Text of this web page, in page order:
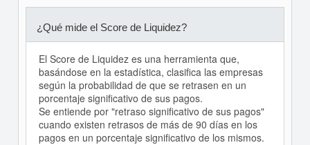
¿Qué mide el Score de Liquidez?
El Score de Liquidez es una herramienta que,
basándose en la estadística, clasifica las empresas
según la probabilidad de que se retrasen en un
porcentaje significativo de sus pagos.
Se entiende por "retraso significativo de sus pagos"
cuando existen retrasos de más de 90 días en los
pagos en un porcentaje significativo de los mismos.